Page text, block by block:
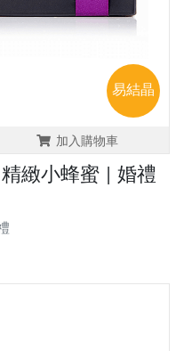
易結晶
加入購物車
緻小蜂蜜 | 婚禮